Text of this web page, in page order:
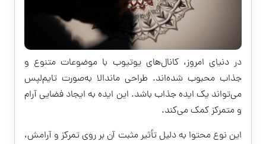
در دنیای امروز، کانال‌های یوتیوب با موضوعات متنوع و
جذاب محبوب شده‌اند. طراحی ماندالا به‌صورت تایم‌لپس
می‌تواند یک ایده جذاب باشد. این ایده به ایجاد فضایی آرام
و متمرکز کمک می‌کند.
این نوع محتوا به دلیل تأثیر مثبت آن بر روی تمرکز و آرامش،